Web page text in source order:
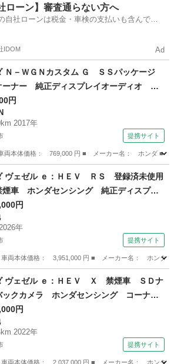
ローン】審査通らない方へ
自社ローンは税金・車検の支払いも含んでい
IDOM Ad
Ｎ－ＷＧＮカスタム Ｇ ＳＳパッケージ
ーナー 純正ディスプレイオーディオ ビ
ンＥＴＣ バックカメラ アイドリングス
ＵＳＢ充電ポート ＩＳＯＦＩＸ ドラ
ートライト 純正ＡＷ 電格ミラー プ
円
2017年
提携サイト
本体価格： 769,000 円 ■ メーカー名： ホンダ ■
WGN
ヴェゼル ｅ：ＨＥＶ ＲＳ 登録済未使用
車 ホンダセンシング 純正ディスプレ
ディオ Ｂｌｕｅｔｏｏｔｈ Ａｐｐｌｅ
Ｐｌａｙ フルセグＴＶ ビルトインＥＴ
０ パワーバックドア レーダークルーズ
円
年
提携サイト
両本体価格： 3,951,000 円 ■ メーカー名： ホン
の他
ヴェゼル ｅ：ＨＥＶ Ｘ 禁煙車 ＳＤナ
クカメラ ホンダセンシング コーナー
ー スマートキー ＬＥＤヘッド ＥＴ
１６インチアルミ 車線逸脱警報 オー
ト オートエアコン Ｂｌｕｅｔｏｏｔ
円
2022年
提携サイト
両本体価格： 2,037,000 円 ■ メーカー名： ホン